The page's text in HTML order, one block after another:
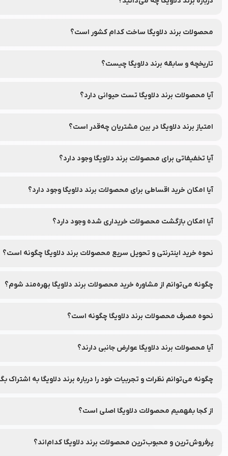
دارو فعالیت می‌کند.
محصولات برند دلاویگا ساخت کدام کشور است؟
تاریخچه و سابقه برند دلاویگا چیست؟
آیا محصولات برند دلاویگا تست حیوانی دارد؟
امتیاز برند دلاویگا در بین مشتریان چه‌قدر است؟
آیا تخفیفاتی برای محصولات برند دلاویگا وجود دارد؟
آیا امکان خرید اقساطی برای محصولات برند دلاویگا وجود دارد؟
آیا امکان بازگشت محصولات خریداری شده وجود دارد؟
نحوه خرید اینترنتی و تحویل سریع محصولات برند دلاویگا چگونه است؟
چگونه می‌توانم از مشاوره خرید محصولات برند دلاویگا بهره‌مند شوم؟
نحوه مصرف محصولات برند دلاویگا چگونه است؟
آیا محصولات برند دلاویگا عوارض جانبی دارند؟
چگونه می‌توانم نظرات و تجربیات خود را درباره برند دلاویگا به اشتراک
از کجا بفهمیم محصولات دلاویگا اصلی است؟
پرفروش‌ترین و محبوب‌ترین محصولات برند دلاویگا کدام‌اند؟